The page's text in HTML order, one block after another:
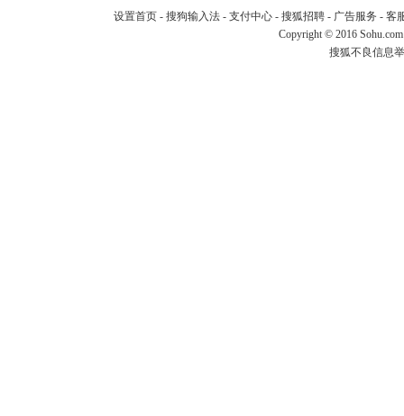
设置首页- 搜狗输入法- 支付中心- 搜狐招聘- 广告服务 - 客
Copyright © 2016
搜狐不良信息